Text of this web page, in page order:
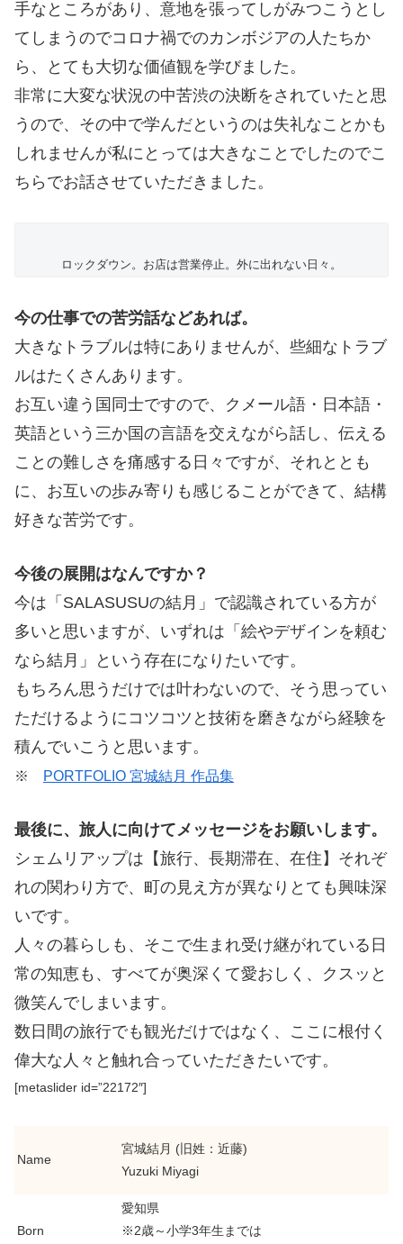
手なところがあり、意地を張ってしがみつこうとし
てしまうのでコロナ禍でのカンボジアの人たちか
ら、とても大切な価値観を学びました。
非常に大変な状況の中苦渋の決断をされていたと思
うので、その中で学んだというのは失礼なことかも
しれませんが私にとっては大きなことでしたのでこ
ちらでお話させていただきました。
ロックダウン。お店は営業停止。外に出れない日々。
今の仕事での苦労話などあれば。
大きなトラブルは特にありませんが、些細なトラブ
ルはたくさんあります。
お互い違う国同士ですので、クメール語・日本語・
英語という三か国の言語を交えながら話し、伝える
ことの難しさを痛感する日々ですが、それととも
に、お互いの歩み寄りも感じることができて、結構
好きな苦労です。
今後の展開はなんですか？
今は「SALASUSUの結月」で認識されている方が
多いと思いますが、いずれは「絵やデザインを頼む
なら結月」という存在になりたいです。
もちろん思うだけでは叶わないので、そう思ってい
ただけるようにコツコツと技術を磨きながら経験を
積んでいこうと思います。
※ PORTFOLIO 宮城結月 作品集
最後に、旅人に向けてメッセージをお願いします。
シェムリアップは【旅行、長期滞在、在住】それぞ
れの関わり方で、町の見え方が異なりとても興味深
いです。
人々の暮らしも、そこで生まれ受け継がれている日
常の知恵も、すべてが奥深くて愛おしく、クスッと
微笑んでしまいます。
数日間の旅行でも観光だけではなく、ここに根付く
偉大な人々と触れ合っていただきたいです。
[metaslider id=”22172″]
Name
宮城結月 (旧姓：近藤)
Yuzuki Miyagi
Born
愛知県
※2歳～小学3年生までは